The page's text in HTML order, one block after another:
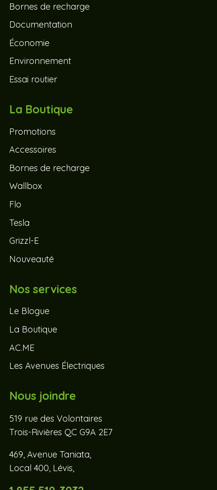
Bornes de recharge
Documentation
Économie
Environnement
Essai routier
La Boutique
Promotions
Accessoires
Bornes de recharge
Wallbox
Flo
Tesla
Grizzl-E
Nouveauté
Nos services
Le Blogue
La Boutique
AC.ME
Les Avenues Électriques
Nous joindre
519 rue des Volontaires
Trois-Rivières QC G9A 2E7
469, Avenue Taniata,
Local 400, Lévis,